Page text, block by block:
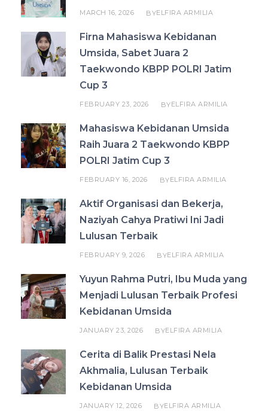
MARCH 16, 2026 BYELFIRA ARMILIA
Firna Mahasiswa Kebidanan
Umsida, Sabet Juara 2
Taekwondo KBPP POLRI Jatim
Cup 3
FEBRUARY 23, 2026 BYELFIRA ARMILIA
Mahasiswa Kebidanan Umsida
Raih Juara 2 Taekwondo KBPP
POLRI Jatim Cup 3
FEBRUARY 16, 2026 BYELFIRA ARMILIA
Aktif Organisasi dan Bekerja,
Naziyah Cahya Pratiwi Ini Jadi
Lulusan Terbaik
FEBRUARY 9, 2026 BYELFIRA ARMILIA
Yuyun Rahma Putri, Ibu Muda yang
Menjadi Lulusan Terbaik Profesi
Kebidanan Umsida
JANUARY 23, 2026 BYELFIRA ARMILIA
Cerita di Balik Prestasi Nela
Akhmalia, Lulusan Terbaik
Kebidanan Umsida
JANUARY 12, 2026 BYELFIRA ARMILIA